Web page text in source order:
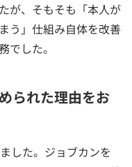
が、そもそも「本人が
う」仕組み自体を改善
でした。
られた理由をお
した。ジョブカンを